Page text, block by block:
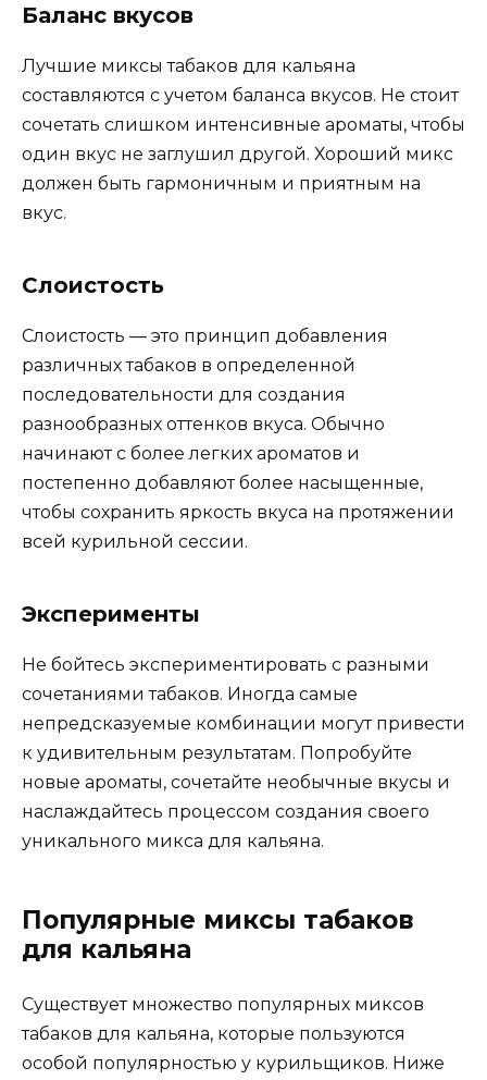
Баланс вкусов
Лучшие миксы табаков для кальяна
составляются с учетом баланса вкусов. Не стоит
сочетать слишком интенсивные ароматы, чтобы
один вкус не заглушил другой. Хороший микс
должен быть гармоничным и приятным на
вкус.
Слоистость
Слоистость — это принцип добавления
различных табаков в определенной
последовательности для создания
разнообразных оттенков вкуса. Обычно
начинают с более легких ароматов и
постепенно добавляют более насыщенные,
чтобы сохранить яркость вкуса на протяжении
всей курильной сессии.
Эксперименты
Не бойтесь экспериментировать с разными
сочетаниями табаков. Иногда самые
непредсказуемые комбинации могут привести
к удивительным результатам. Попробуйте
новые ароматы, сочетайте необычные вкусы и
наслаждайтесь процессом создания своего
уникального микса для кальяна.
Популярные миксы табаков
для кальяна
Существует множество популярных миксов
табаков для кальяна, которые пользуются
особой популярностью у курильщиков. Ниже